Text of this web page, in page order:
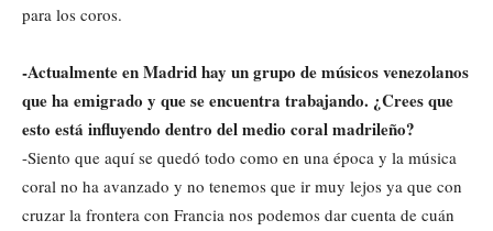
para los coros.
-Actualmente en Madrid hay un grupo de músicos venezolanos
que ha emigrado y que se encuentra trabajando. ¿Crees que
esto está influyendo dentro del medio coral madrileño?
-Siento que aquí se quedó todo como en una época y la música
coral no ha avanzado y no tenemos que ir muy lejos ya que con
cruzar la frontera con Francia nos podemos dar cuenta de cuán